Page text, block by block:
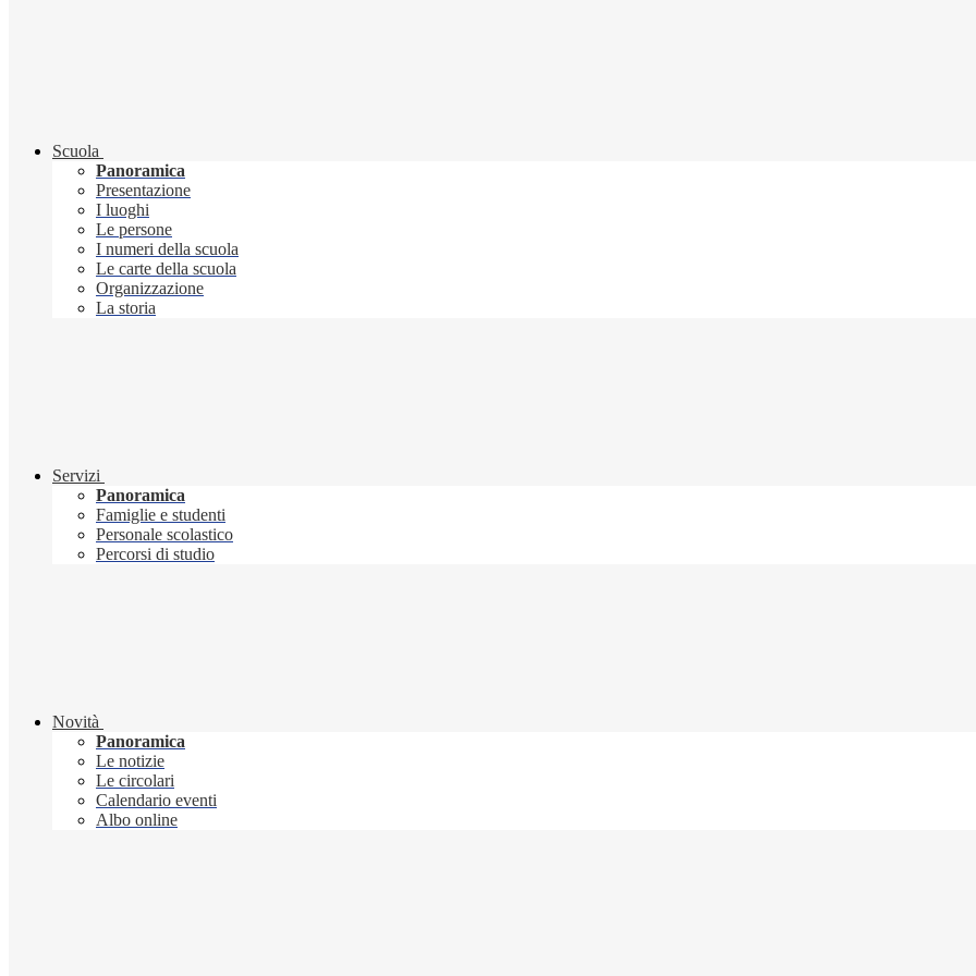
Scuola
Panoramica
Presentazione
I luoghi
Le persone
I numeri della scuola
Le carte della scuola
Organizzazione
La storia
Servizi
Panoramica
Famiglie e studenti
Personale scolastico
Percorsi di studio
Novità
Panoramica
Le notizie
Le circolari
Calendario eventi
Albo online